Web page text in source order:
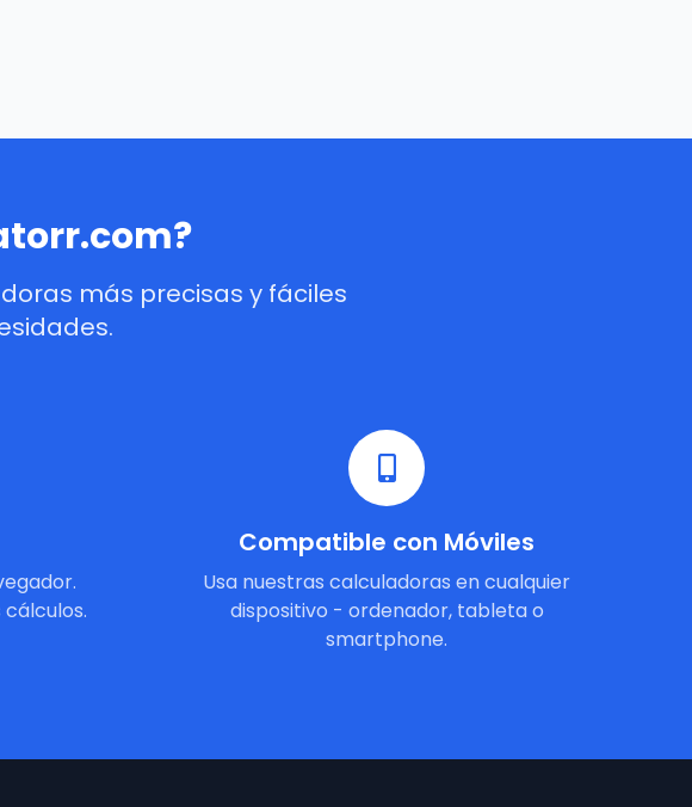
más precisas y fáciles
Compatible con Móviles
Usa nuestras calculadoras en cualquier
dispositivo - ordenador, tableta o
smartphone.